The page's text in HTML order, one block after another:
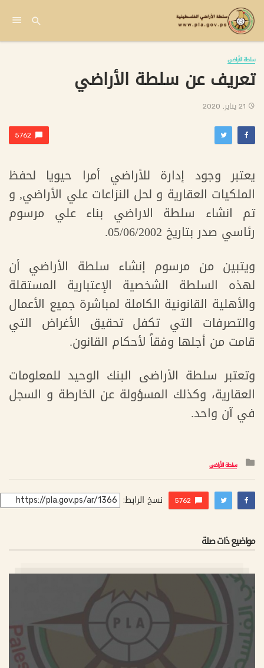
سلطة الأراضي
تعريف عن سلطة الأراضي
21 يناير, 2020
5762
يعتبر وجود إدارة للأراضي أمرا حيويا لحفظ
الملكيات العقارية و لحل النزاعات علي الأراضي, و
تم انشاء سلطة الاراضي بناء علي مرسوم
رئاسي صدر بتاريخ 05/06/2002.
ويتبين من مرسوم إنشاء سلطة الأراضي أن
لهذه السلطة الشخصية الإعتبارية المستقلة
والأهلية القانونية الكاملة لمباشرة جميع الأعمال
والتصرفات التي تكفل تحقيق الأغراض التي
قامت من أجلها وفقاً لأحكام القانون.
وتعتبر سلطة الأراضى البنك الوحيد للمعلومات
العقارية، وكذلك المسؤولة عن الخارطة و السجل
في آن واحد.
التصنيف
سلطة الأراضي
5762 نسخ الرابط:
مواضيع ذات صلة